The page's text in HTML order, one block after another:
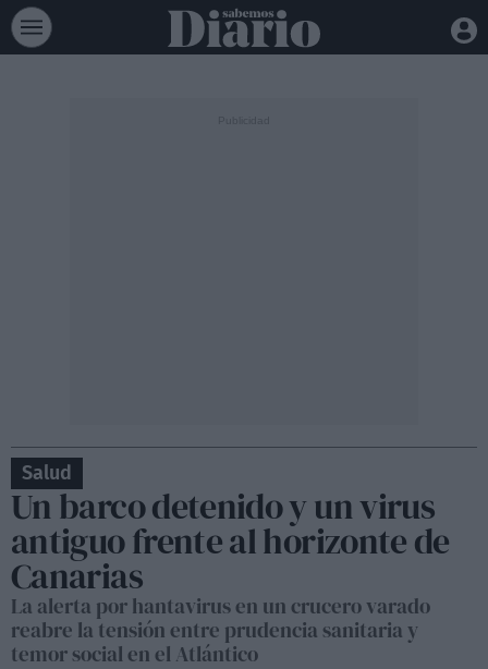
Salud
Un barco detenido y un virus
antiguo frente al horizonte de
Canarias
La alerta por hantavirus en un crucero varado
reabre la tensión entre prudencia sanitaria y
temor social en el Atlántico